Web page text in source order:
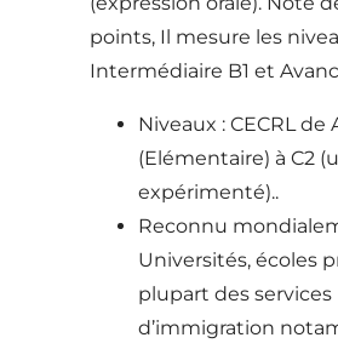
points, Il mesure les
Intermédiaire B1 et
Niveaux : CECRL de
(Elémentaire) à C2
expérimenté)..
Reconnu
Universités, écoles
plupart des services
d’immigration